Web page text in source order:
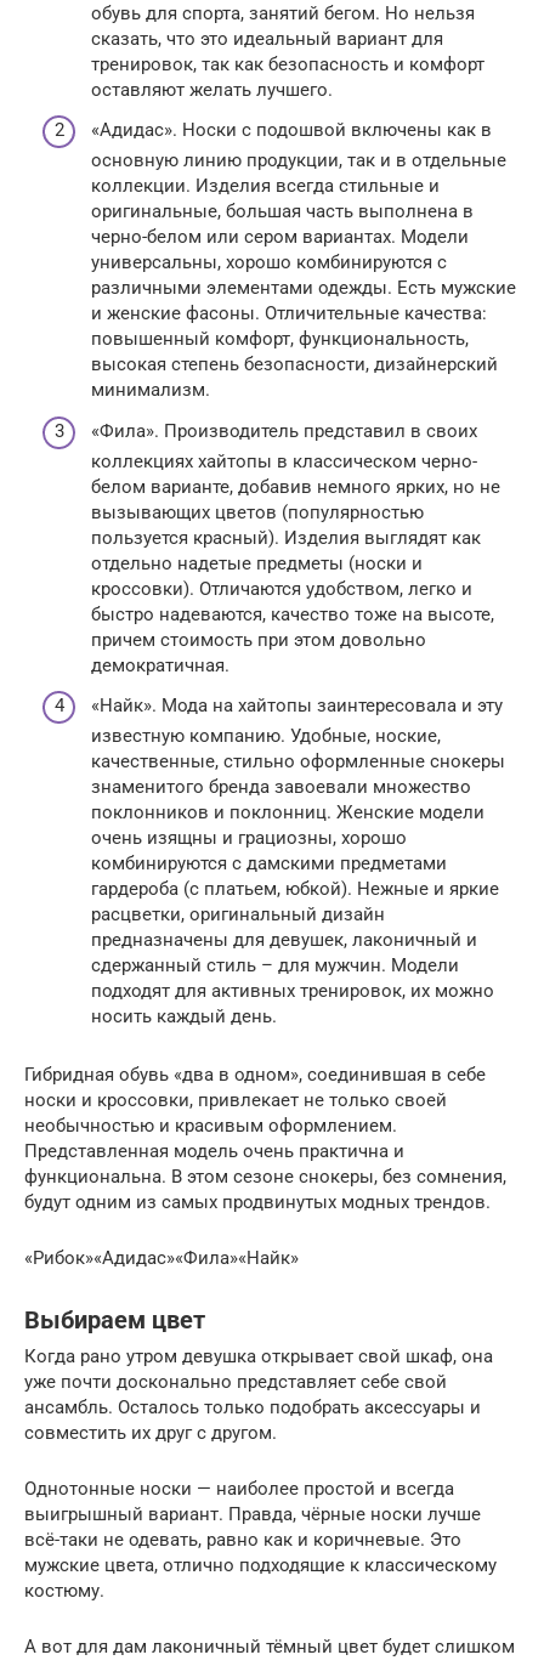
обувь для спорта, занятий бегом. Но нельзя
сказать, что это идеальный вариант для
тренировок, так как безопасность и комфорт
оставляют желать лучшего.
«Адидас». Носки с подошвой включены как в
основную линию продукции, так и в отдельные
коллекции. Изделия всегда стильные и
оригинальные, большая часть выполнена в
черно-белом или сером вариантах. Модели
универсальны, хорошо комбинируются с
различными элементами одежды. Есть мужские
и женские фасоны. Отличительные качества:
повышенный комфорт, функциональность,
высокая степень безопасности, дизайнерский
минимализм.
«Фила». Производитель представил в своих
коллекциях хайтопы в классическом черно-
белом варианте, добавив немного ярких, но не
вызывающих цветов (популярностью
пользуется красный). Изделия выглядят как
отдельно надетые предметы (носки и
кроссовки). Отличаются удобством, легко и
быстро надеваются, качество тоже на высоте,
причем стоимость при этом довольно
демократичная.
«Найк». Мода на хайтопы заинтересовала и эту
известную компанию. Удобные, ноские,
качественные, стильно оформленные снокеры
знаменитого бренда завоевали множество
поклонников и поклонниц. Женские модели
очень изящны и грациозны, хорошо
комбинируются с дамскими предметами
гардероба (с платьем, юбкой). Нежные и яркие
расцветки, оригинальный дизайн
предназначены для девушек, лаконичный и
сдержанный стиль – для мужчин. Модели
подходят для активных тренировок, их можно
носить каждый день.
Гибридная обувь «два в одном», соединившая в себе
носки и кроссовки, привлекает не только своей
необычностью и красивым оформлением.
Представленная модель очень практична и
функциональна. В этом сезоне снокеры, без сомнения,
будут одним из самых продвинутых модных трендов.
«Рибок»«Адидас»«Фила»«Найк»
Выбираем цвет
Когда рано утром девушка открывает свой шкаф, она
уже почти досконально представляет себе свой
ансамбль. Осталось только подобрать аксессуары и
совместить их друг с другом.
Однотонные носки — наиболее простой и всегда
выигрышный вариант. Правда, чёрные носки лучше
всё-таки не одевать, равно как и коричневые. Это
мужские цвета, отлично подходящие к классическому
костюму.
А вот для дам лаконичный тёмный цвет будет слишком